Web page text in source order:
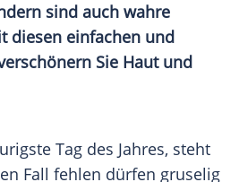
sind auch wahre
diesen einfachen und
Sie Haut und
Tag des Jahres, steht
Fall fehlen dürfen gruselig